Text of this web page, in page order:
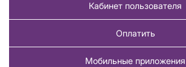
Кабинет пользователя
Оплатить
Мобильные приложения